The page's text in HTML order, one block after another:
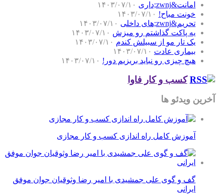
امانت&zwnj;داری
۱۴۰۳/۰۷/۱۰
خونت مباح! ۱۴۰۳/۰۷/۱۰
تحریم&zwnj;های داخلی
۱۴۰۳/۰۷/۱۰
یه پاکت گذاشتم رو میزش ۱۴۰۳/۰۷/۱۰
یک تار مو از سبیلش کندم ۱۴۰۳/۰۷/۱۰
بیماری عادت ۱۴۰۳/۰۷/۱۰
هیچ چیزی رو نباید بریزیم دور! ۱۴۰۳/۰۷/۱۰
کسب و کار فاوا
آخرین ویدئو ها
آموزش کامل راه اندازی کسب و کار مجازی
گف و گوی علی جمشیدی با امیر رضا وثوقیان جوان موفق
ایرانی